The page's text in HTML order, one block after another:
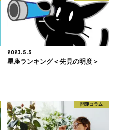
2023.5.5
星座ランキング＜先見の明度＞
開運コラム